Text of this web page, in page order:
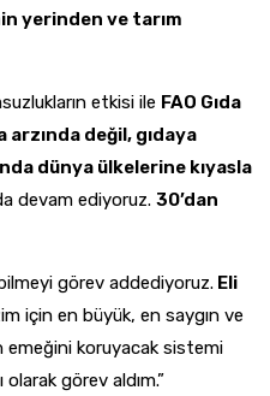
yerinden ve tarım
etkisi ile FAO Gıda
değil, gıdaya
dünya ülkelerine kıyasla
devam ediyoruz. 30’dan
görev addediyoruz. Eli
için en büyük, en saygın ve
emeğini koruyacak sistemi
görev aldım.”